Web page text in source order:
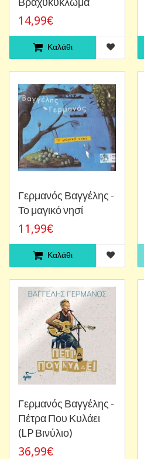
14,99€
Καλάθι
Γερμανός Βαγγέλης -
Το μαγικό νησί
11,99€
Καλάθι
Γερμανός Βαγγέλης -
Πέτρα Που Κυλάει
(LP Βινύλιο)
36,99€